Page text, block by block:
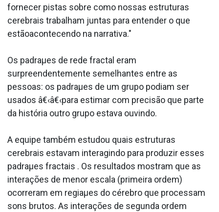
fornecer pistas sobre como nossas estruturas
cerebrais trabalham juntas para entender o que
estãoacontecendo na narrativa."
Os padraµes de rede fractal eram
surpreendentemente semelhantes entre as
pessoas: os padraµes de um grupo podiam ser
usados â€‹â€‹para estimar com precisão que parte
da história outro grupo estava ouvindo.
A equipe também estudou quais estruturas
cerebrais estavam interagindo para produzir esses
padraµes fractais . Os resultados mostram que as
interações de menor escala (primeira ordem)
ocorreram em regiaµes do cérebro que processam
sons brutos. As interações de segunda ordem